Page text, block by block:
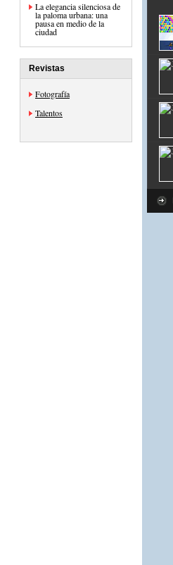
La elegancia silenciosa de
la paloma urbana: una
pausa en medio de la
ciudad
Revistas
Fotografía
Talentos